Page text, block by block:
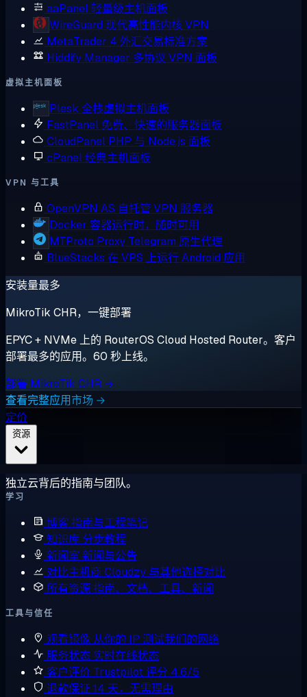
aaPanel轻量级主机面板
WireGuard 现代高性能内核 VPN
MetaTrader 4 外汇交易标准方案
Hiddify Manager 多协议 VPN 面板
虚拟主机面板
Plesk 全栈虚拟主机面板
FastPanel 免费、快速的服务器面板
CloudPanel PHP 与 Node.js 面板
cPanel经典主机面板
VPN 与工具
OpenVPN AS 自托管 VPN 服务器
Docker 容器运行时，随时可用
MTProto Proxy Telegram 原生代理
BlueStacks 在 VPS 上运行 Android 应用
安装量最多
MikroTik CHR，一键部署
EPYC + NVMe 上的 RouterOS Cloud Hosted Router。客户
部署最多的应用。60 秒上线。
部署 MikroTik CHR →
查看完整应用市场 →
定价
独立云背后的指南与团队。
学习
博客指南与工程笔记
知识库 分步教程
新闻室 新闻与公告
对比主机商 Cloudzy 与其他选择对比
所有资源指南、文档、工具、新闻
工具与信任
观看镜像 从你的 IP 测试我们的网络
服务状态 实时在线状态
客户评价 Trustpilot 评分 4.6/5
退款保证 14 天，无需理由